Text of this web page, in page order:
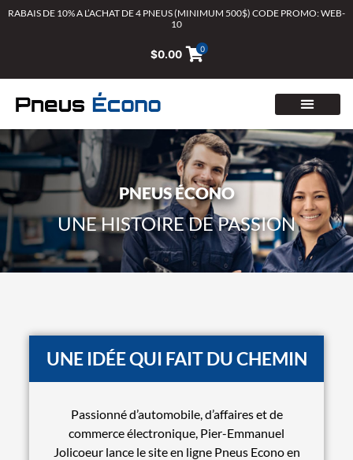
AllerRABAIS DE 10% A L’ACHAT DE 4 PNEUS (MINIMUM 500$) CODE PROMO: WEB-
10
$0.00 0
PNEUS ÉCONO
UNE HISTOIRE DE PASSION
UNE IDÉE QUI FAIT DU CHEMIN
Passionné d’automobile, d’affaires et de
commerce électronique, Pier-Emmanuel
Jolicoeur lance le site en ligne Pneus Econo en